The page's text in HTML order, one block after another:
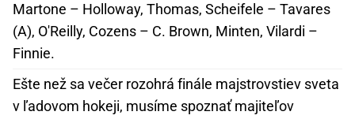
Martone – Holloway, Thomas, Scheifele – Tavares
(A), O'Reilly, Cozens – C. Brown, Minten, Vilardi –
Finnie.
Ešte než sa večer rozohrá finále majstrovstiev sveta
v ľadovom hokeji, musíme spoznať majiteľov